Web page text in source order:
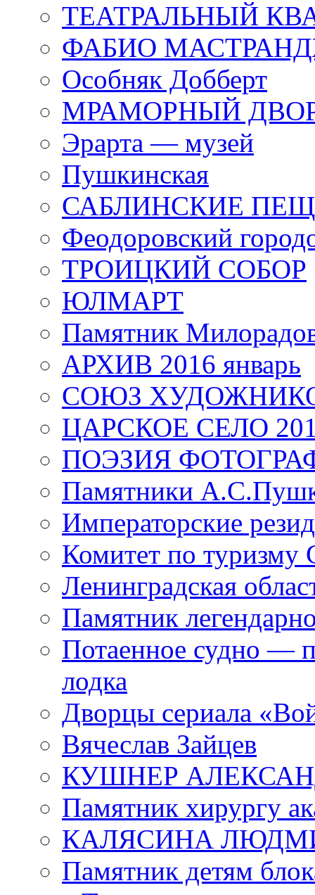
ТЕАТРАЛЬНЫЙ
ФАБИО
Особняк Добберт
МРАМОРНЫЙ
Эрарта — музей
Пушкинская
САБЛИНСКИЕ
Феодоровский
ТРОИЦКИЙ СОБОР
ЮЛМАРТ
Памятник
АРХИВ 2016 январь
СОЮЗ
ЦАРСКОЕ СЕЛО
ПОЭЗИЯ
Памятники
Императорские
Комитет по туризму
Ленинградская
Памятник
Потаенное судно —
лодка
Дворцы сериала
Вячеслав Зайцев
КУШНЕР
Памятник хирургу
КАЛЯСИНА
Памятник детям